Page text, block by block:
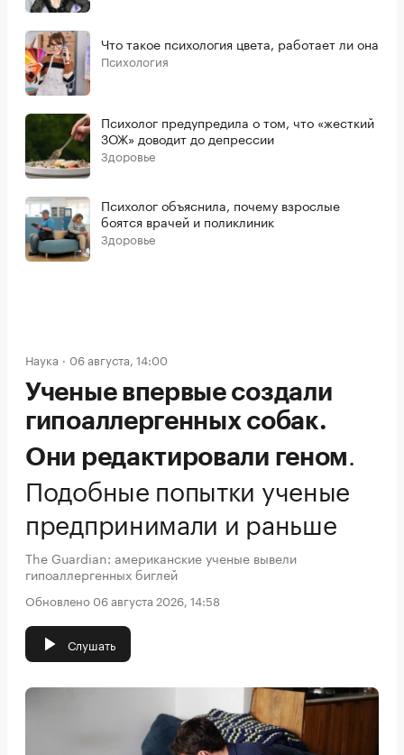
Что такое психология цвета, работает ли она
Психология
Психолог предупредила о том, что «жесткий
ЗОЖ» доводит до депрессии
Здоровье
Психолог объяснила, почему взрослые
боятся врачей и поликлиник
Здоровье
Наука 06 августа, 14:00
Ученые впервые создали
гипоаллергенных собак.
Они редактировали геном.
Подобные попытки ученые
предпринимали и раньше
The Guardian: американские ученые вывели
гипоаллергенных биглей
Обновлено 06 августа 2026, 14:58
Слушать